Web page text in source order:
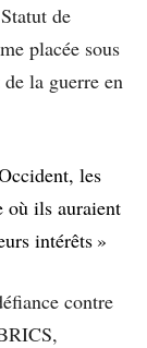
de
placée sous
la guerre en
les
où ils auraient
intérêts »
contre